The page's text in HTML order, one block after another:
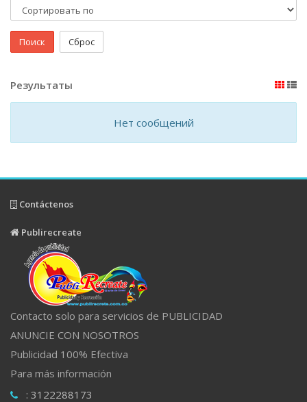
Поиск Сброс
Результаты
Нет сообщений
Contáctenos
Publirecreate
Contacto solo para servicios de PUBLICIDAD
ANUNCIE CON NOSOTROS
Publicidad 100% Efectiva
Para más información
: 3122288173